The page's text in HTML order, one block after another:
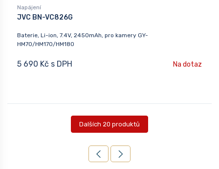
Napájení
JVC BN-VC826G
Baterie, Li-ion, 7.4V, 2450mAh, pro kamery GY-
HM70/HM170/HM180
5 690 Kč s DPH Na dotaz
Dalších 20 produktů